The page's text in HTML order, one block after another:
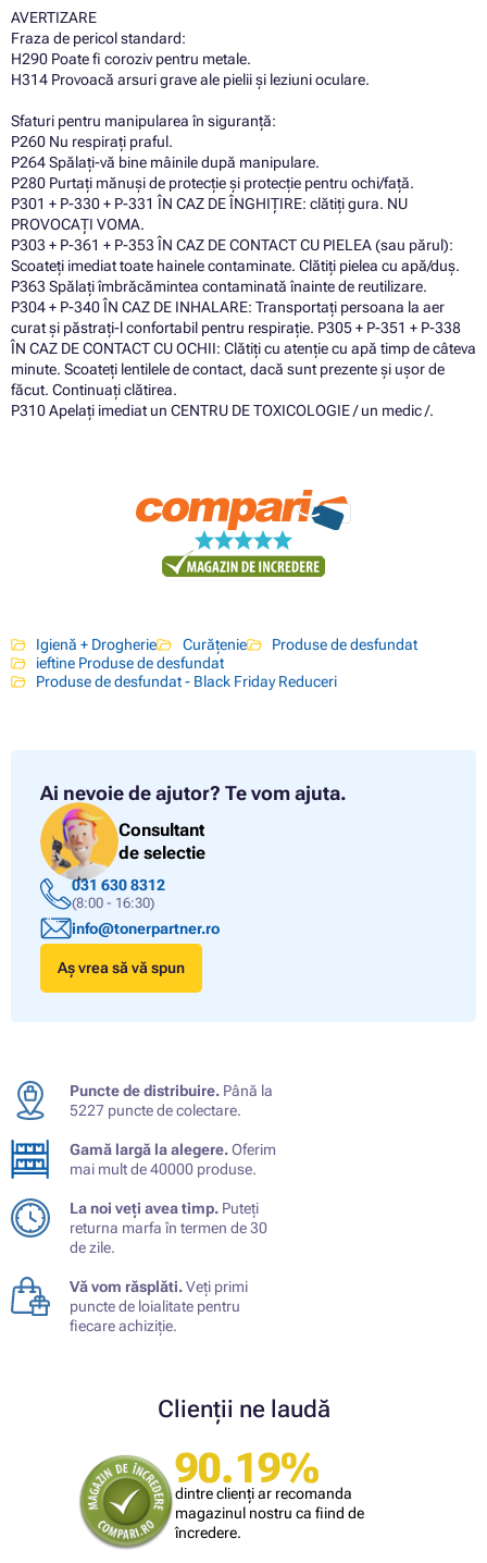
AVERTIZARE
Fraza de pericol standard:
H290 Poate fi coroziv pentru metale.
H314 Provoacă arsuri grave ale pielii și leziuni oculare.
Sfaturi pentru manipularea în siguranță:
P260 Nu respirați praful.
P264 Spălați-vă bine mâinile după manipulare.
P280 Purtați mănuși de protecție și protecție pentru ochi/față.
P301 + P-330 + P-331 ÎN CAZ DE ÎNGHIȚIRE: clătiți gura. NU
PROVOCAȚI VOMA.
P303 + P-361 + P-353 ÎN CAZ DE CONTACT CU PIELEA (sau părul):
Scoateți imediat toate hainele contaminate. Clătiți pielea cu apă/duș.
P363 Spălați îmbrăcămintea contaminată înainte de reutilizare.
P304 + P-340 ÎN CAZ DE INHALARE: Transportați persoana la aer
curat și păstrați-l confortabil pentru respirație. P305 + P-351 + P-338
ÎN CAZ DE CONTACT CU OCHII: Clătiți cu atenție cu apă timp de câteva
minute. Scoateți lentilele de contact, dacă sunt prezente și ușor de
făcut. Continuați clătirea.
P310 Apelați imediat un CENTRU DE TOXICOLOGIE / un medic /.
Igienă + Drogherie Curățenie
Produse de desfundat
ieftine Produse de desfundat
Produse de desfundat - Black Friday Reduceri
Ai nevoie de ajutor? Te vom ajuta.
Consultant
de selectie
031 630 8312
(8:00 - 16:30)
info@tonerpartner.ro
Aș vrea să vă spun
Puncte de distribuire. Până la
5227 puncte de colectare.
Gamă largă la alegere.Oferim
mai mult de 40000 produse.
La noi veți avea timp. Puteți
returna marfa în termen de 30
de zile.
Vă vom răsplăti.Veți primi
puncte de loialitate pentru
fiecare achiziție.
Clienții ne laudă
90.19%
dintre clienți ar recomanda
magazinul nostru ca fiind de
încredere.